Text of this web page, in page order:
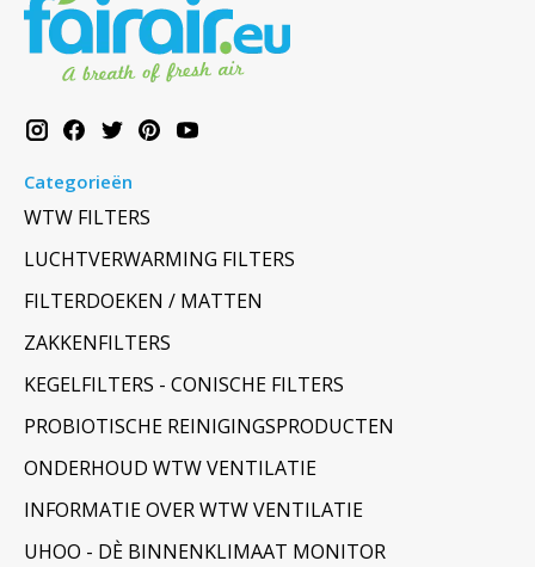
Categorieën
WTW FILTERS
LUCHTVERWARMING FILTERS
FILTERDOEKEN / MATTEN
ZAKKENFILTERS
KEGELFILTERS - CONISCHE FILTERS
PROBIOTISCHE REINIGINGSPRODUCTEN
ONDERHOUD WTW VENTILATIE
INFORMATIE OVER WTW VENTILATIE
UHOO - DÈ BINNENKLIMAAT MONITOR